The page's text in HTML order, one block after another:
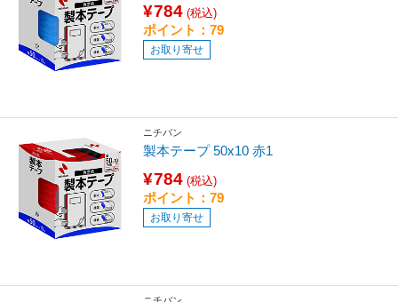
¥784 (税込)
ポイント：79
お取り寄せ
ニチバン
製本テープ 50x10 赤1
¥784 (税込)
ポイント：79
お取り寄せ